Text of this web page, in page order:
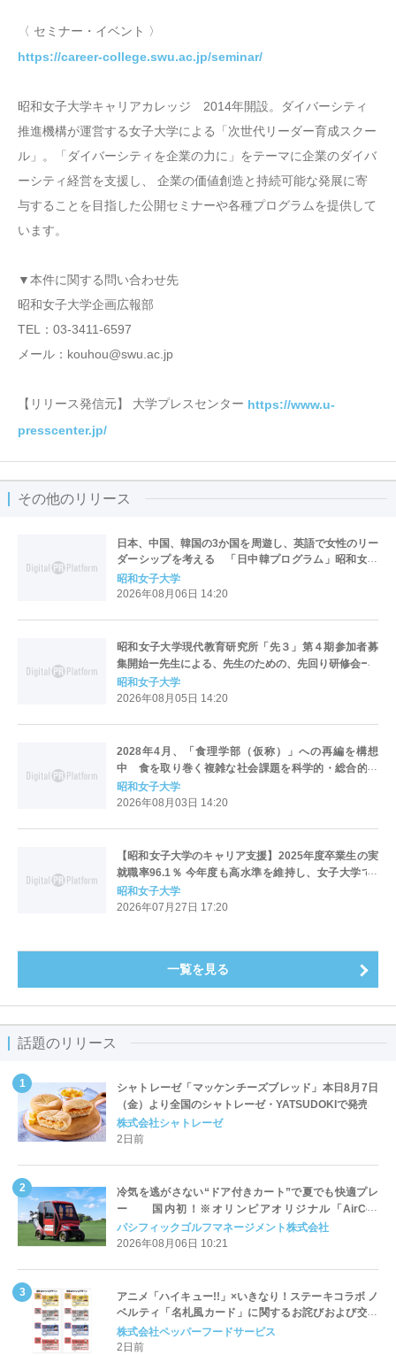
〈 セミナー・イベント 〉
https://career-college.swu.ac.jp/seminar/
昭和女子大学キャリアカレッジ 2014年開設。ダイバーシティ
推進機構が運営する女子大学による「次世代リーダー育成スクー
ル」。「ダイバーシティを企業の力に」をテーマに企業のダイバ
ーシティ経営を支援し、 企業の価値創造と持続可能な発展に寄
与することを目指した公開セミナーや各種プログラムを提供して
います。
▼本件に関する問い合わせ先
昭和女子大学企画広報部
TEL：03-3411-6597
メール：kouhou@swu.ac.jp
【リリース発信元】 大学プレスセンター https://www.u-
presscenter.jp/
その他のリリース
日本、中国、韓国の3か国を周遊し、英語で女性のリー
ダーシップを考える 「日中韓プログラム」昭和女子
大学で開催
昭和女子大学
2026年08月06日 14:20
昭和女子大学現代教育研究所「先３」第４期参加者募
集開始ー先生による、先生のための、先回り研修会ー
昭和女子大学
2026年08月05日 14:20
2028年4月、「食理学部（仮称）」への再編を構想
中 食を取り巻く複雑な社会課題を科学的・総合的に
解決する人材を育成
昭和女子大学
2026年08月03日 14:20
【昭和女子大学のキャリア支援】2025年度卒業生の実
就職率96.1％ 今年度も高水準を維持し、女子大学で2
位・全大学で11位
昭和女子大学
2026年07月27日 17:20
一覧を見る
話題のリリース
シャトレーゼ「マッケンチーズブレッド」本日8月7日
（金）より全国のシャトレーゼ・YATSUDOKIで発売
株式会社シャトレーゼ
2日前
冷気を逃がさない“ドア付きカート”で夏でも快適プレ
ー 国内初！※オリンピアオリジナル「AirCon
Cart（エアコンカート）」導入 | ＰＧＭ
パシフィックゴルフマネージメント株式会社
2026年08月06日 10:21
アニメ「ハイキュー!!」×いきなり！ステーキコラボ ノ
ベルティ「名札風カード」に関するお詫びおよび交換
対応についてのご案内
株式会社ペッパーフードサービス
2日前